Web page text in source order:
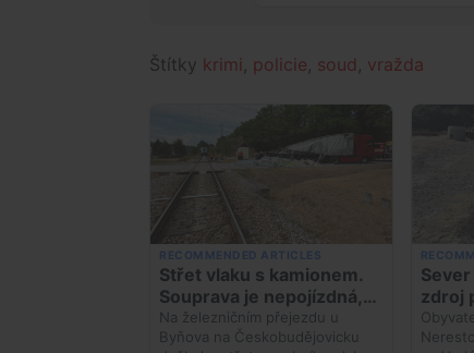
Štítky krimi policie soud vražda